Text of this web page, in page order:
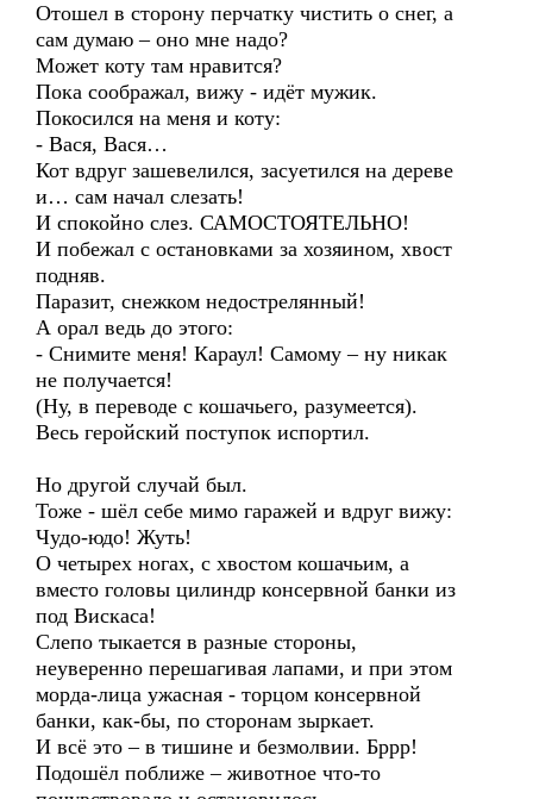
Отошел в сторону перчатку чистить о снег, а
сам думаю – оно мне надо?
Может коту там нравится?
Пока соображал, вижу - идёт мужик.
Покосился на меня и коту:
- Вася, Вася…
Кот вдруг зашевелился, засуетился на дереве
и… сам начал слезать!
И спокойно слез. САМОСТОЯТЕЛЬНО!
И побежал с остановками за хозяином, хвост
подняв.
Паразит, снежком недострелянный!
А орал ведь до этого:
- Снимите меня! Караул! Самому – ну никак
не получается!
(Ну, в переводе с кошачьего, разумеется).
Весь геройский поступок испортил.
Но другой случай был.
Тоже - шёл себе мимо гаражей и вдруг вижу:
Чудо-юдо! Жуть!
О четырех ногах, с хвостом кошачьим, а
вместо головы цилиндр консервной банки из
под Вискаса!
Слепо тыкается в разные стороны,
неуверенно перешагивая лапами, и при этом
морда-лица ужасная - торцом консервной
банки, как-бы, по сторонам зыркает.
И всё это – в тишине и безмолвии. Бррр!
Подошёл поближе – животное что-то